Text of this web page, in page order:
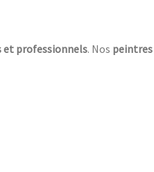
professionnels. Nos